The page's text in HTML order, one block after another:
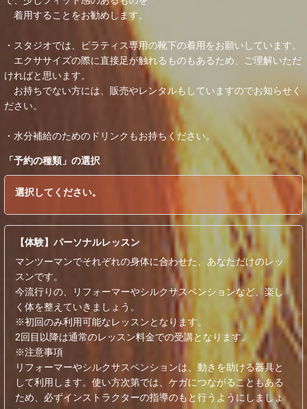
着用することをお勧めします。
・スタジオでは、ピラティス専用の靴下の着用をお願いしています。
エクササイズの際に直接足が触れるものもあるため、ご理解いただ
ければと思います。
お持ちでない方には、販売やレンタルもしていますのでお知らせく
ださい。
・水分補給のためのドリンクもお持ちください。
「予約の種類 」の選択
選択してください。
【体験】パーソナルレッスン
マンツーマンでそれぞれの身体に合わせた、あなただけのレッ
スンです。
今流行りの、リフォーマーやシルクサスペンションなど、楽し
く体を整えていきましょう。
※初回のみ利用可能なレッスンとなります。
2回目以降は通常のレッスン料金での受講となります。
※注意事項
リフォーマーやシルクサスペンションは、動きを助ける器具と
して利用します。使い方次第では、ケガにつながることもある
ため、必ずインストラクターの指導のもと行うようにしましょ